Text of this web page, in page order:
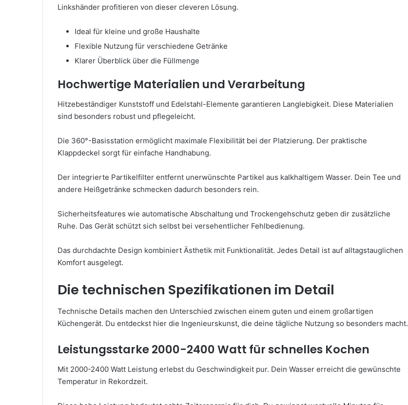
Linkshänder profitieren von dieser cleveren Lösung.
Ideal für kleine und große Haushalte
Flexible Nutzung für verschiedene Getränke
Klarer Überblick über die Füllmenge
Hochwertige Materialien und Verarbeitung
Hitzebeständiger Kunststoff und Edelstahl-Elemente garantieren Langlebigkeit. Diese Materialien
sind besonders robust und pflegeleicht.
Die 360°-Basisstation ermöglicht maximale Flexibilität bei der Platzierung. Der praktische
Klappdeckel sorgt für einfache Handhabung.
Der integrierte Partikelfilter entfernt unerwünschte Partikel aus kalkhaltigem Wasser. Dein Tee und
andere Heißgetränke schmecken dadurch besonders rein.
Sicherheitsfeatures wie automatische Abschaltung und Trockengehschutz geben dir zusätzliche
Ruhe. Das Gerät schützt sich selbst bei versehentlicher Fehlbedienung.
Das durchdachte Design kombiniert Ästhetik mit Funktionalität. Jedes Detail ist auf alltagstauglichen
Komfort ausgelegt.
Die technischen Spezifikationen im Detail
Technische Details machen den Unterschied zwischen einem guten und einem großartigen
Küchengerät. Du entdeckst hier die Ingenieurskunst, die deine tägliche Nutzung so besonders macht.
Leistungsstarke 2000-2400 Watt für schnelles Kochen
Mit 2000-2400 Watt Leistung erlebst du Geschwindigkeit pur. Dein Wasser erreicht die gewünschte
Temperatur in Rekordzeit.